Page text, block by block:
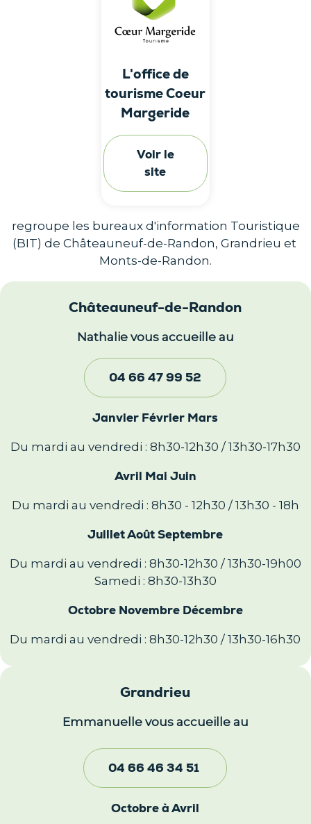
L'office de
tourisme Coeur
Margeride
Voir le
site
regroupe les bureaux d'information Touristique
(BIT) de Châteauneuf-de-Randon, Grandrieu et
Monts-de-Randon.
Châteauneuf-de-Randon
Nathalie vous accueille au
04 66 47 99 52
Janvier Février Mars
Du mardi au vendredi : 8h30-12h30 / 13h30-17h30
Avril Mai Juin
Du mardi au vendredi : 8h30 - 12h30 / 13h30 - 18h
Juillet Août Septembre
Du mardi au vendredi : 8h30-12h30 / 13h30-19h00
Samedi : 8h30-13h30
Octobre Novembre Décembre
Du mardi au vendredi : 8h30-12h30 / 13h30-16h30
Grandrieu
Emmanuelle vous accueille au
04 66 46 34 51
Octobre à Avril